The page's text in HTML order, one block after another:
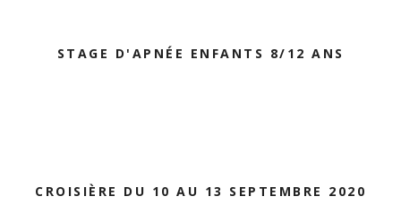
STAGE D'APNÉE ENFANTS 8/12 ANS
CROISIÈRE DU 10 AU 13 SEPTEMBRE 2020